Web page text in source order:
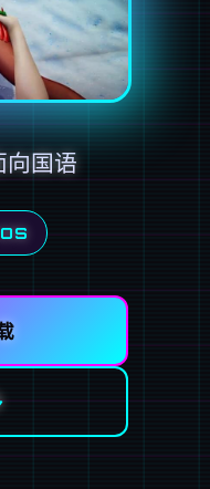
向国语